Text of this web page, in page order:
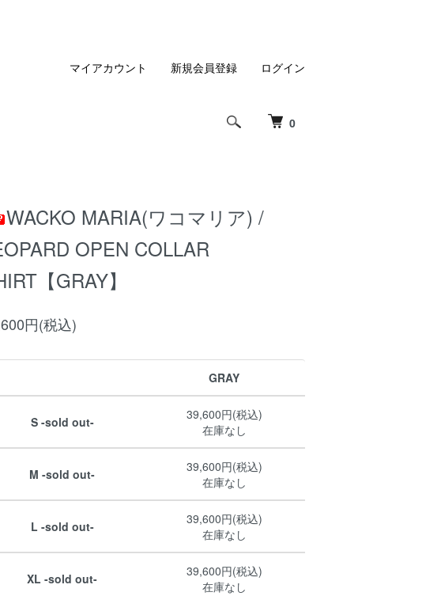
0
マイアカウント 新規会員登録 ログイン
WACKO MARIA(ワコマリア) /
OPEN COLLAR
【GRAY】
円(税込)
GRAY
S -sold out-
39,600円(税込)
在庫なし
M -sold out-
39,600円(税込)
在庫なし
L -sold out-
39,600円(税込)
在庫なし
XL -sold out-
39,600円(税込)
在庫なし